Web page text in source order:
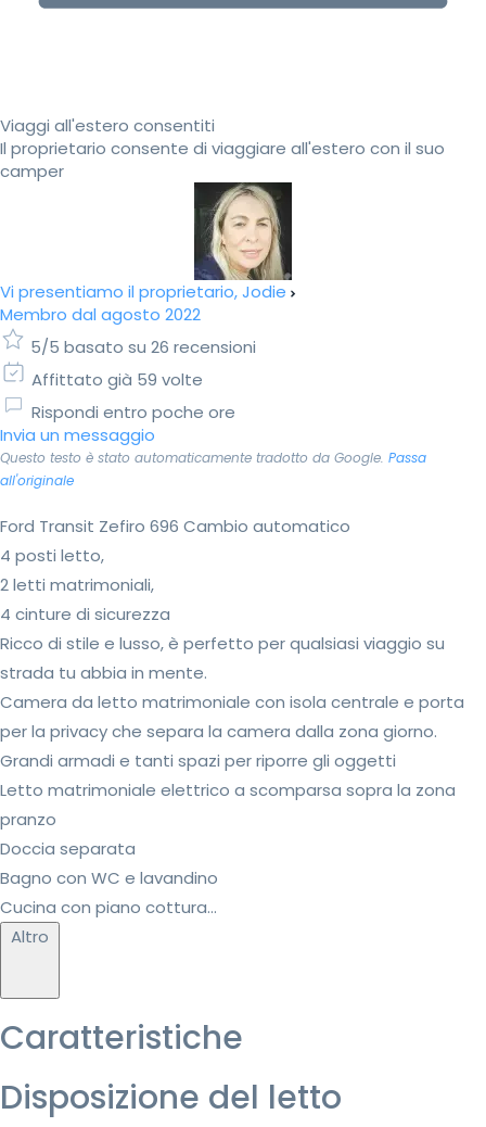
Viaggi all'estero consentiti
Il proprietario consente di viaggiare all'estero con il suo
camper
Vi presentiamo il proprietario, Jodie
Membro dal agosto 2022
5/5 basato su 26 recensioni
Affittato già 59 volte
Rispondi entro poche ore
Invia un messaggio
Questo testo è stato automaticamente tradotto da Google. Passa
all'originale
Ford Transit Zefiro 696 Cambio automatico
4 posti letto,
2 letti matrimoniali,
4 cinture di sicurezza
Ricco di stile e lusso, è perfetto per qualsiasi viaggio su
strada tu abbia in mente.
Camera da letto matrimoniale con isola centrale e porta
per la privacy che separa la camera dalla zona giorno.
Grandi armadi e tanti spazi per riporre gli oggetti
Letto matrimoniale elettrico a scomparsa sopra la zona
pranzo
Doccia separata
Bagno con WC e lavandino
Cucina con piano cottura...
Altro
Caratteristiche
Disposizione del letto